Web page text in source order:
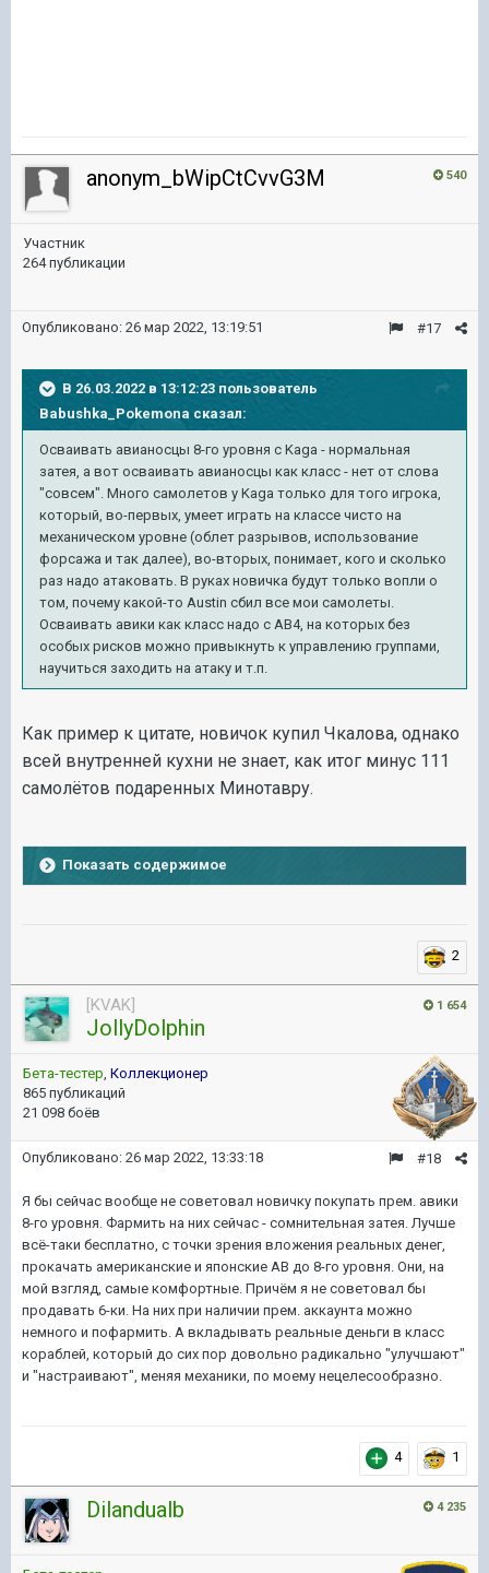
540
anonym_bWipCtCvvG3M
Участник
264 публикации
#17
Опубликовано: 26 мар 2022, 13:19:51
В 26.03.2022 в 13:12:23 пользователь
Babushka_Pokemona сказал:
Осваивать авианосцы 8-го уровня с Kaga - нормальная
затея, а вот осваивать авианосцы как класс - нет от слова
"совсем". Много самолетов у Kaga только для того игрока,
который, во-первых, умеет играть на классе чисто на
механическом уровне (облет разрывов, использование
форсажа и так далее), во-вторых, понимает, кого и сколько
раз надо атаковать. В руках новичка будут только вопли о
том, почему какой-то Austin сбил все мои самолеты.
Осваивать авики как класс надо с АВ4, на которых без
особых рисков можно привыкнуть к управлению группами,
научиться заходить на атаку и т.п.
Как пример к цитате, новичок купил Чкалова, однако
всей внутренней кухни не знает, как итог минус 111
самолётов подаренных Минотавру.
Показать содержимое
2
1 654
[KVAK]
JollyDolphin
Бета-тестер, Коллекционер
865 публикаций
21 098 боёв
#18
Опубликовано: 26 мар 2022, 13:33:18
Я бы сейчас вообще не советовал новичку покупать прем. авики
8-го уровня. Фармить на них сейчас - сомнительная затея. Лучше
всё-таки бесплатно, с точки зрения вложения реальных денег,
прокачать американские и японские АВ до 8-го уровня. Они, на
мой взгляд, самые комфортные. Причём я не советовал бы
продавать 6-ки. На них при наличии прем. аккаунта можно
немного и пофармить. А вкладывать реальные деньги в класс
кораблей, который до сих пор довольно радикально "улучшают"
и "настраивают", меняя механики, по моему нецелесообразно.
4 1
4 235
Dilandualb